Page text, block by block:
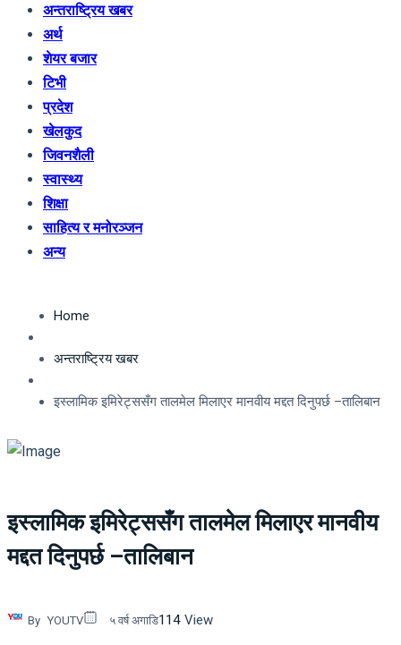
अन्तराष्ट्रिय खबर
अर्थ
शेयर बजार
टिभी
प्रदेश
खेलकुद
जिवनशैली
स्वास्थ्य
शिक्षा
साहित्य र मनोरञ्जन
अन्य
Home
अन्तराष्ट्रिय खबर
इस्लामिक इमिरेट्ससँग तालमेल मिलाएर मानवीय मद्दत दिनुपर्छ –तालिबान
इस्लामिक इमिरेट्ससँग तालमेल मिलाएर मानवीय
मद्दत दिनुपर्छ –तालिबान
By YOUTV ५ वर्ष अगाडि114 View